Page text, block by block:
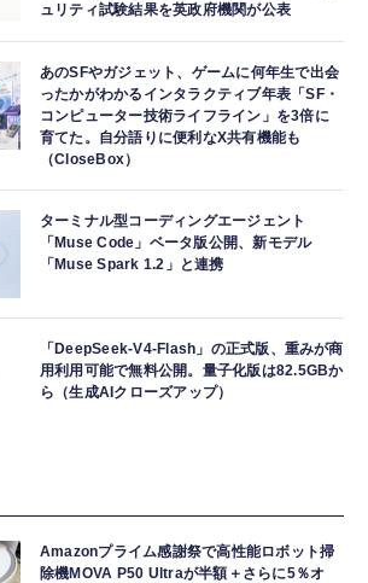
ュリティ試験結果を英政府機関が公表
あのSFやガジェット、ゲームに何年生で出会
ったかがわかるインタラクティブ年表「SF・
コンピューター技術ライフライン」を3倍に
育てた。自分語りに便利なX共有機能も
（CloseBox）
ターミナル型コーディングエージェント
「Muse Code」ベータ版公開、新モデル
「Muse Spark 1.2」と連携
「DeepSeek-V4-Flash」の正式版、重みが商
用利用可能で無料公開。量子化版は82.5GBか
ら（生成AIクローズアップ）
Amazonプライム感謝祭で高性能ロボット掃
除機MOVA P50 Ultraが半額＋さらに5％オ